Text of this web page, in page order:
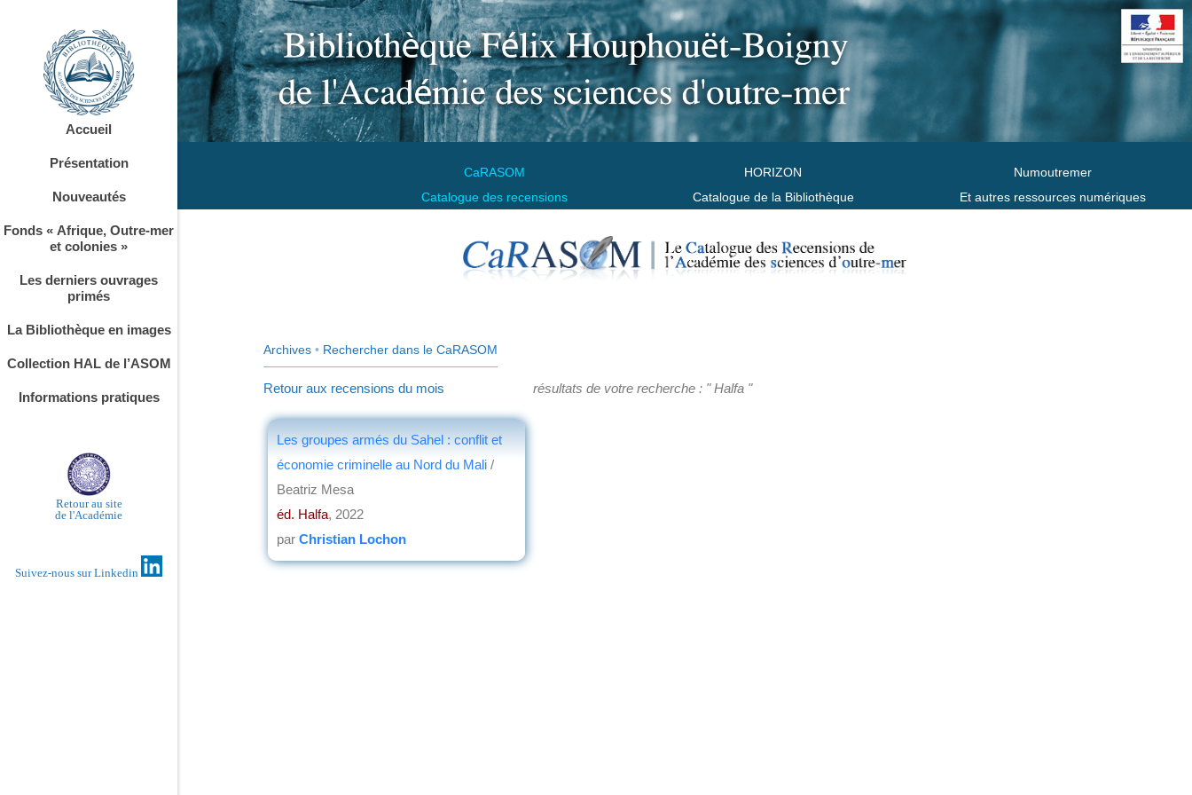
CaRASOM
Catalogue des recensions
HORIZON
Catalogue de la Bibliothèque
Numoutremer
Et autres ressources numériques
Accueil
Présentation
Nouveautés
Fonds « Afrique, Outre-mer
et colonies »
Les derniers ouvrages
primés
La Bibliothèque en images
Collection HAL de l’ASOM
Informations pratiques
Retour au site
de l'Académie
Suivez-nous sur Linkedin
Archives • Rechercher dans le CaRASOM
Retour aux recensions du mois résultats de votre recherche : " Halfa "
Les groupes armés du Sahel : conflit et
économie criminelle au Nord du Mali /
Beatriz Mesa
éd. Halfa, 2022
par Christian Lochon